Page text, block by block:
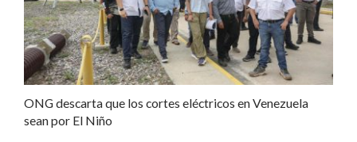
ONG descarta que los cortes eléctricos en Venezuela
sean por El Niño